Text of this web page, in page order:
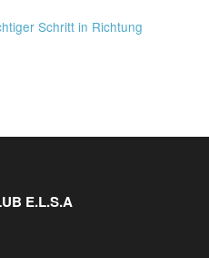
Schritt in Richtung
E.L.S.A